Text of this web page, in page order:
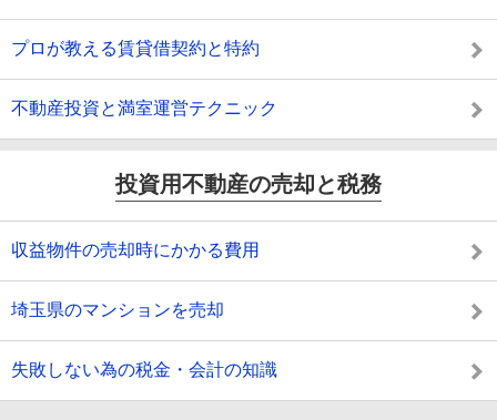
プロが教える賃貸借契約と特約
不動産投資と満室運営テクニック
投資用不動産の売却と税務
収益物件の売却時にかかる費用
埼玉県のマンションを売却
失敗しない為の税金・会計の知識